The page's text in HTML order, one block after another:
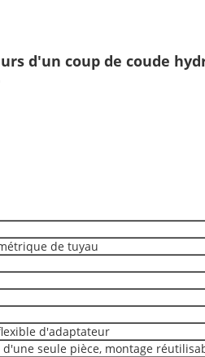
d'un coup de coude
de tuyau
d'adaptateur
d'une seule pièce, montage